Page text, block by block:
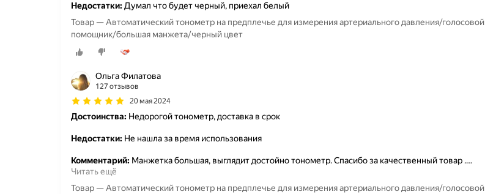
Недостатки:Думал что будет черный, приехал белый
Товар — Автоматический тонометр на предплечье для измерения артериального давления/голосовой
помощник/большая манжета/черный цвет
Ольга Филатова
127 отзывов
20 мая 2024
Достоинства: Недорогой тонометр, доставка в срок
Недостатки: Не нашла за время использования
Комментарий: Манжетка большая, выглядит достойно тонометр. Спасибо за качественный товар .…
Читать ещё
Товар — Автоматический тонометр на предплечье для измерения артериального давления/голосовой